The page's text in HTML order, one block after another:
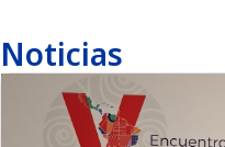
Noticias